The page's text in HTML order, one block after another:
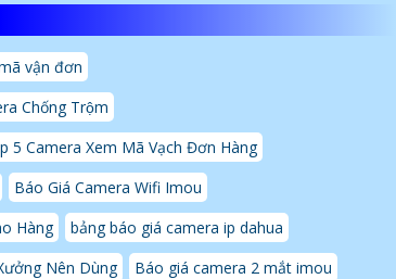
vận đơn
Chống Trộm
5 Camera Xem Mã Vạch Đơn Hàng
Báo Giá Camera Wifi Imou
Hàng
bảng báo giá camera ip dahua
Nên Dùng
Báo giá camera 2 mắt imou